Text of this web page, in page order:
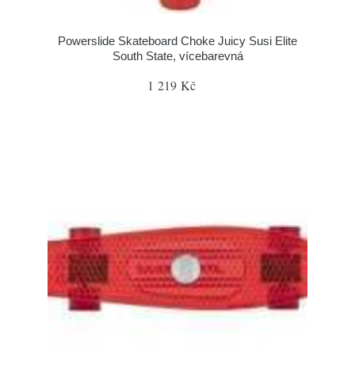
Powerslide Skateboard Choke Juicy Susi Elite
South State, vícebarevná
1 219 Kč